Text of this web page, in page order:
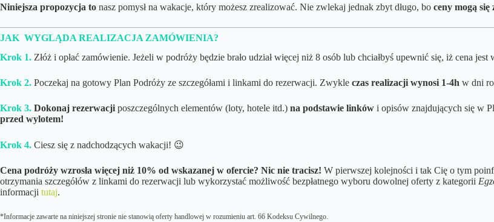
Niniejsza propozycja to nasz pomysł na wakacje, który możesz zrealizować. Nie zwlekaj jednak zbyt długo, bo ceny mogą się
JAK WYGLĄDA REALIZACJA ZAMÓWIENIA?
Krok 1. Złóż i opłać zamówienie. Jeżeli w podróży będzie brało udział więcej niż 8 osób lub chciałbyś upewnić się, iż cena
Krok 2. Poczekaj na gotowy Plan Podróży ze szczegółami i linkami do rezerwacji. Zwykle czas realizacji wynosi 1-4h w dni
Krok 3. Dokonaj rezerwacji poszczególnych elementów (loty, hotele itd.) na podstawie linków i opisów znajdujących się w
przed wylotem!
Krok 4. Ciesz się z nadchodzących wakacji! 😉
Cena podróży wzrosła więcej niż 10% od wskazanej w ofercie? Nic nie tracisz! W pierwszej kolejności i tak Cię o tym
otrzymania szczegółów z linkami do rezerwacji lub wykorzystać możliwość bezpłatnego wyboru dowolnej oferty z kategorii
informacji tutaj.
*Informacje zawarte na niniejszej stronie nie stanowią oferty handlowej w rozumieniu art. 66 Kodeksu Cywilnego.